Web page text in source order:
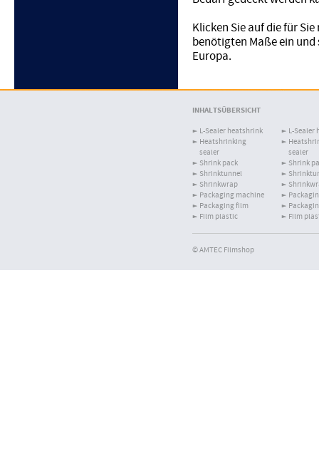
Klicken Sie auf die für
benötigten Maße ein
Europa.
INHALTSÜBERSICHT
L-Sealer heatshrink
Heatshrinking
sealer
Shrink pack
Shrinktunnel
Shrinkwrap
Packaging machine
Packaging film
Film plastic
L-Sealer
sealer
Shrink
Film
© AMTEC Filmshop